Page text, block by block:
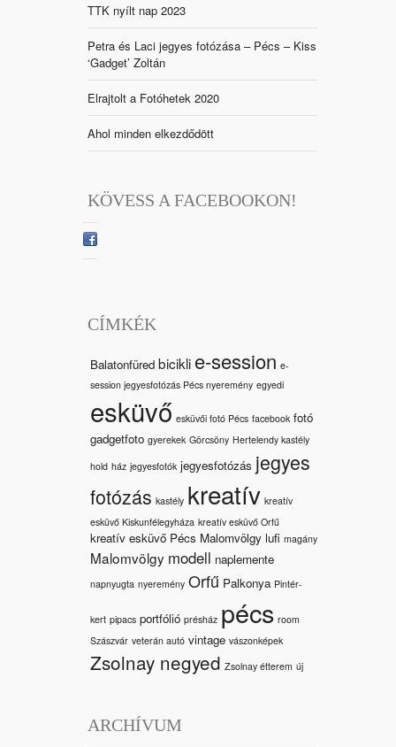
TTK nyílt nap 2023
Petra és Laci jegyes fotózása – Pécs – Kiss
‘Gadget’ Zoltán
Elrajtolt a Fotóhetek 2020
Ahol minden elkezdődött
KÖVESS A FACEBOOKON!
CÍMKÉK
Balatonfüred bicikli e-session e-
session jegyesfotózás Pécs nyeremény egyedi
esküvő esküvői fotó Pécs facebook fotó
gadgetfoto gyerekek Görcsöny Hertelendy kastély
hold ház jegyesfotók jegyesfotózás jegyes
fotózás kastély kreatív kreatív
esküvő Kiskunfélegyháza kreatív esküvő Orfű
kreatív esküvő Pécs Malomvölgy lufi magány
Malomvölgy modell naplemente
napnyugta nyeremény Orfű Palkonya Pintér-
kert pipacs portfólió présház pécs room
Szászvár veterán autó vintage vászonképek
Zsolnay negyed Zsolnay étterem új
ARCHÍVUM